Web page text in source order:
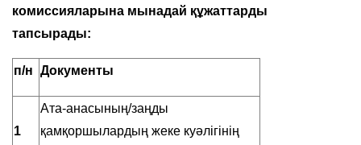
комиссияларына мынадай құжаттарды
тапсырады:
п/н Документы
1
Ата-анасының/заңды
қамқоршылардың жеке куәлігінің